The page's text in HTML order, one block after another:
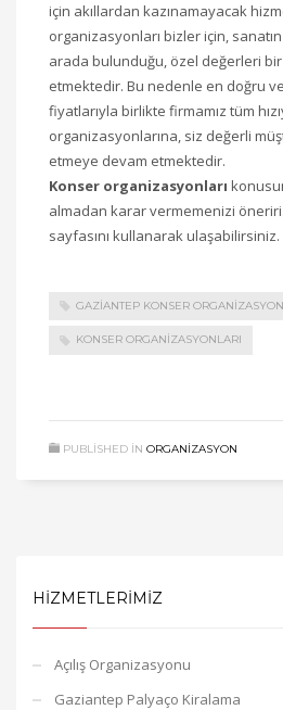
için akıllardan kazınamayacak
organizasyonları bizler için,
arada bulunduğu, özel değerleri
etmektedir. Bu nedenle en doğru
fiyatlarıyla birlikte firmamız tüm
organizasyonlarına, siz değerli
etmeye devam etmektedir.
Konser organizasyonları
almadan karar vermemenizi
sayfasını kullanarak ulaşabilirsiniz.
GAZIANTEP KONSER
KONSER ORGANIZASYONLARI
PUBLISHED IN ORGANIZASYON
HIZMETLERIMIZ
Açılış Organizasyonu
Gaziantep Palyaço Kiralama